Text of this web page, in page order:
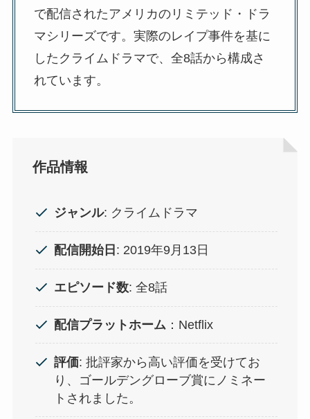
で配信されたアメリカのリミテッド・ドラ
マシリーズです。実際のレイプ事件を基に
したクライムドラマで、全8話から構成さ
れています。
作品情報
ジャンル: クライムドラマ
配信開始日 : 2019年9月13日
エピソード数: 全8話
配信プラットホーム ：Netflix
評価: 批評家から高い評価を受けてお
り、ゴールデングローブ賞にノミネー
トされました。